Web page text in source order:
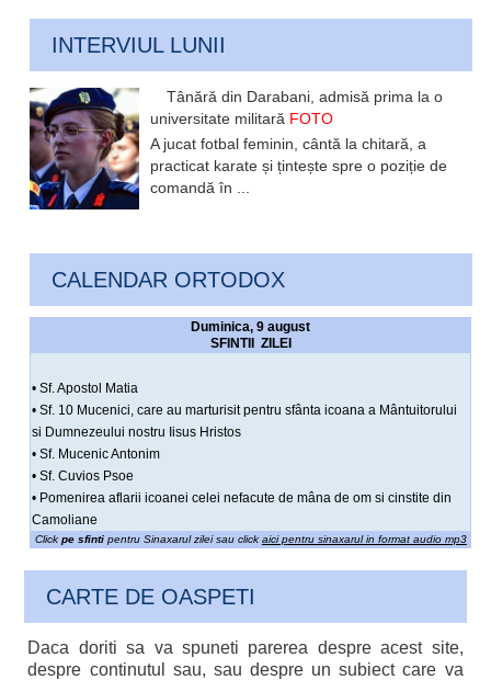
INTERVIUL LUNII
Tânără din Darabani, admisă prima la o
universitate militară FOTO
A jucat fotbal feminin, cântă la chitară, a
practicat karate și țintește spre o poziție de
comandă în ...
CALENDAR ORTODOX
Duminica, 9 august
SFINTII ZILEI
• Sf. Apostol Matia
• Sf. 10 Mucenici, care au marturisit pentru sfânta icoana a Mântuitorului
si Dumnezeului nostru Iisus Hristos
• Sf. Mucenic Antonim
• Sf. Cuvios Psoe
• Pomenirea aflarii icoanei celei nefacute de mâna de om si cinstite din
Camoliane
Click pe sfintipentru Sinaxarul zilei sau click aici pentru sinaxarul in format audio mp3
CARTE DE OASPETI
Daca doriti sa va spuneti parerea despre acest site,
despre continutul sau, sau despre un subiect care va